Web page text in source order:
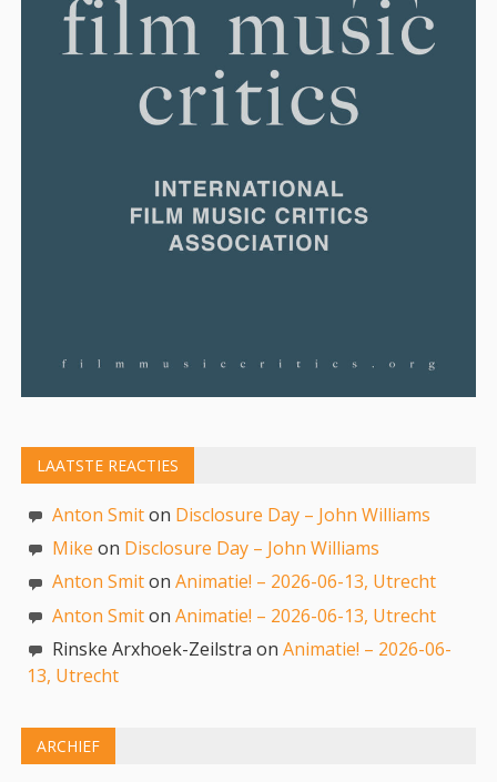
LAATSTE REACTIES
Anton Smiton Disclosure Day – John Williams
Mike on Disclosure Day – John Williams
Anton SmitonAnimatie! – 2026-06-13, Utrecht
Anton SmitonAnimatie! – 2026-06-13, Utrecht
Rinske Arxhoek-Zeilstra onAnimatie! – 2026-06-
13, Utrecht
ARCHIEF